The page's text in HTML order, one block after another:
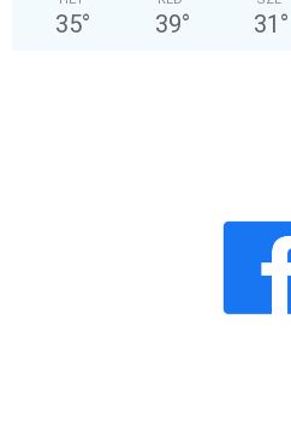
35° 39° 31 °